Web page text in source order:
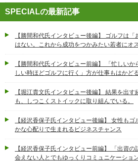
SPECIALの最新記事
【勝間和代氏インタビュー後編】 ゴルフは
はない。これから成功をつかみたい若者にオ
【勝間和代氏インタビュー前編】 「忙しい
しい時ほどゴルフに行く」方が仕事もはかど
【堀江貴文氏インタビュー後編】 結果を出
も、しつこくストイックに取り組んでいる。
【経沢香保子氏インタビュー後編】 女性も
かな心配りで生まれるビジネスチャンス
【経沢香保子氏インタビュー前編】 「出資
会えない人とでもゆっくりコミュニケーショ